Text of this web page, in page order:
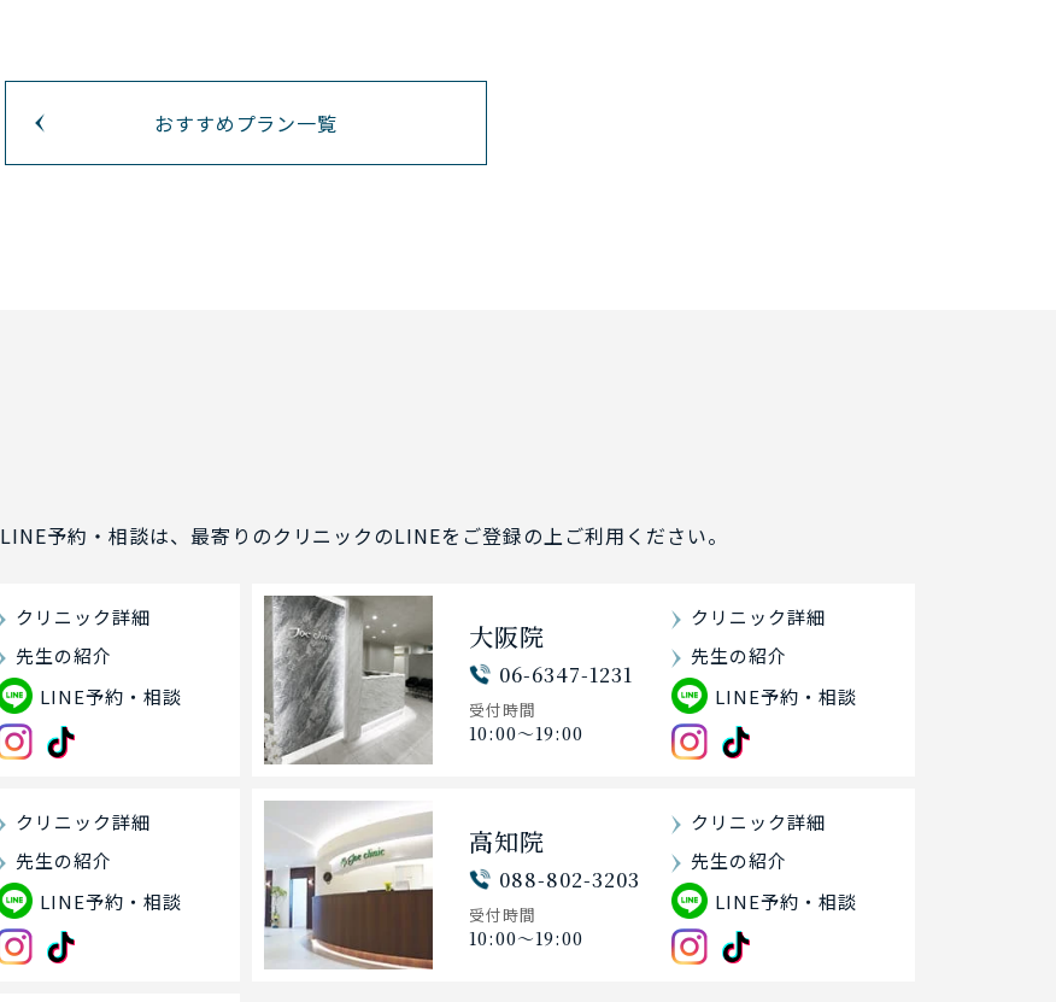
おすすめプラン一覧
LINE予約・相談は、最寄りのクリニックのLINEをご登録の上ご利用ください。
クリニック詳細
先生の紹介
LINE予約・相談
大阪院
06-6347-1231
受付時間
10:00〜19:00
クリニック詳細
先生の紹介
LINE予約・相談
クリニック詳細
先生の紹介
LINE予約・相談
高知院
088-802-3203
受付時間
10:00〜19:00
クリニック詳細
先生の紹介
LINE予約・相談